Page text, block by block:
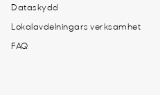
Dataskydd
Lokalavdelningars verksamhet
FAQ